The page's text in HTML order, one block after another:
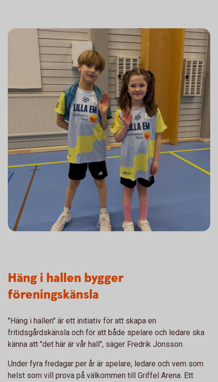
Häng i hallen bygger
föreningskänsla
"Häng i hallen" är ett initiativ för att skapa en
fritidsgårdskänsla och för att både spelare och ledare ska
känna att "det här är vår hall", säger Fredrik Jonsson.
Under fyra fredagar per år är spelare, ledare och vem som
helst som vill prova på välkommen till Griffel Arena. Ett